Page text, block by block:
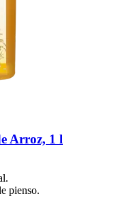
Arroz, 1 l
pienso.